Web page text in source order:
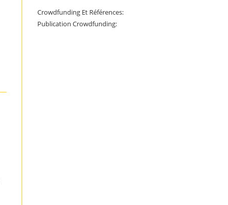
Crowdfunding Et Références:
Publication Crowdfunding: